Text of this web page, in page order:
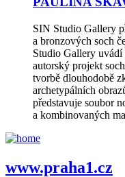
SIN Studio Gallery
a bronzových soch
Studio Gallery uvádí
autorský projekt
tvorbě dlouhodobě
archetypálních
představuje soubor
a kombinovaných
www.praha1.cz